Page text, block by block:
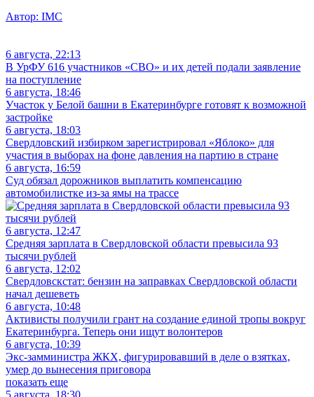
Автор: IMC
6 августа, 22:13
В УрФУ 616 участников «СВО» и их детей подали заявление
на поступление
6 августа, 18:46
Участок у Белой башни в Екатеринбурге готовят к возможной
застройке
6 августа, 18:03
Свердловский избирком зарегистрировал «Яблоко» для
участия в выборах на фоне давления на партию в стране
6 августа, 16:59
Суд обязал дорожников выплатить компенсацию
автомобилистке из-за ямы на трассе
6 августа, 12:47
Средняя зарплата в Свердловской области превысила 93
тысячи рублей
6 августа, 12:02
Свердловскстат: бензин на заправках Свердловской области
начал дешеветь
6 августа, 10:48
Активисты получили грант на создание единой тропы вокруг
Екатеринбурга. Теперь они ищут волонтеров
6 августа, 10:39
Экс-замминистра ЖКХ, фигурировавший в деле о взятках,
умер до вынесения приговора
показать еще